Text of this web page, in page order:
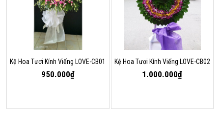
Kệ Hoa Tươi Kính Viếng LOVE-CB01
950.000₫
Kệ Hoa Tươi Kính Viếng LOVE-CB02
1.000.000₫